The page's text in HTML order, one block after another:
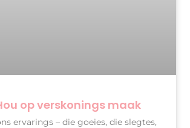
op verskonings maak
ervarings – die goeies, die slegtes,